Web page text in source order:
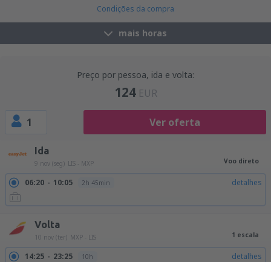
Condições da compra
mais horas
Preço por pessoa, ida e volta:
124 EUR
1 Ver oferta
Ida
9 nov (seg) LIS - MXP Voo direto
06:20 10:05 2h 45min detalhes
Volta
10 nov (ter) MXP - LIS 1 escala
14:25 23:25 10h detalhes